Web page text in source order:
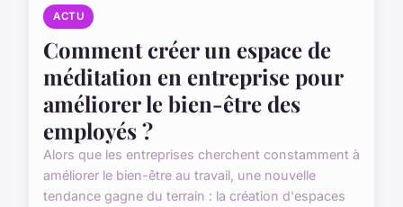
ACTU
Comment créer un espace de
méditation en entreprise pour
améliorer le bien-être des
employés ?
Alors que les entreprises cherchent constamment à
améliorer le bien-être au travail, une nouvelle
tendance gagne du terrain : la création d'espaces